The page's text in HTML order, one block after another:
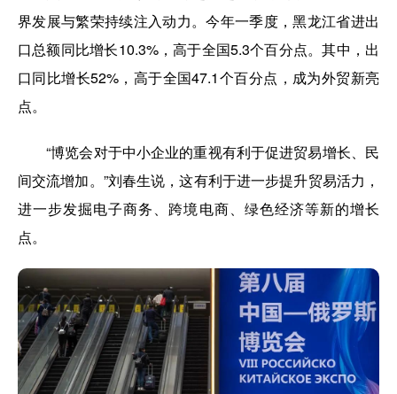
界发展与繁荣持续注入动力。今年一季度，黑龙江省进出
口总额同比增长10.3%，高于全国5.3个百分点。其中，出
口同比增长52%，高于全国47.1个百分点，成为外贸新亮
点。
“博览会对于中小企业的重视有利于促进贸易增长、民
间交流增加。”刘春生说，这有利于进一步提升贸易活力，
进一步发掘电子商务、跨境电商、绿色经济等新的增长
点。